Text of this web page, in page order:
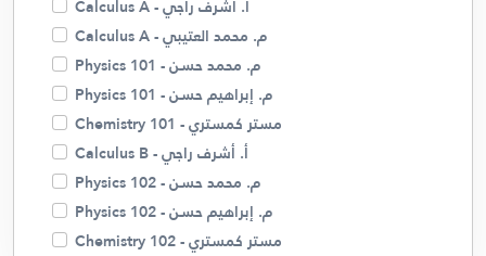
م. زينب
أ . منار
أ. غالية حسن
م. ميساء
د. صلاح الفضلي
أ. أشرف راجي - Calculus A
م. محمد العتيبي - Calculus A
م. محمد حسن - Physics 101
م. إبراهيم حسن - Physics 101
مستر كمستري - Chemistry 101
أ. أشرف راجي - Calculus B
م. محمد حسن - Physics 102
م. إبراهيم حسن - Physics 102
مستر كمستري - Chemistry 102